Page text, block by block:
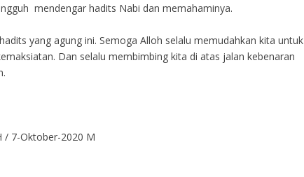
mendengar hadits Nabi dan memahaminya.
yang agung ini. Semoga Alloh selalu memudahkan kita untuk
Dan selalu membimbing kita di atas jalan kebenaran
/ 7-Oktober-2020 M